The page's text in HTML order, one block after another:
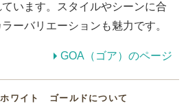
います。スタイルやシーンに合
ーバリエーションも魅力です。
GOA（ゴア）のページ
ホワイト ゴールドについて